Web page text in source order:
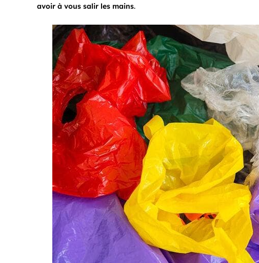
avoir à vous salir les mains.